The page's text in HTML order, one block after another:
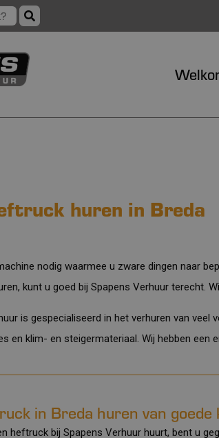
huren in Breda
nodig waarmee u zware dingen naar
kunt u goed bij Spapens Verhuur terecht.
is gespecialiseerd in het verhuren van
en klim- en steigermateriaal. Wij hebben een
in Breda huren van
heftruck bij Spapens Verhuur huurt, bent u